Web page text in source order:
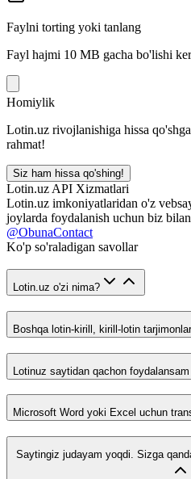
Faylni torting yoki tanlang
Fayl hajmi 10 MB gacha bo'lishi
Homiylik
Lotin.uz rivojlanishiga hissa
rahmat!
Siz ham hissa qo'shing!
Lotin.uz API Xizmatlari
Lotin.uz imkoniyatlaridan o'z
joylarda foydalanish uchun biz
@ObunaContact
Ko'p so'raladigan savollar
Lotin.uz o'zi nima?
Boshqa lotin-kirill, kirill-lotin
Lotinuz saytidan qachon
Microsoft Word yoki Excel uchun
Saytingiz judayam yoqdi. Sizga